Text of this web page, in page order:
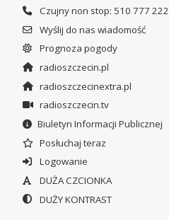
Czujny non stop: 510 777 222
Wyślij do nas wiadomość
Prognoza pogody
radioszczecin.pl
radioszczecinextra.pl
radioszczecin.tv
Biuletyn Informacji Publicznej
Posłuchaj teraz
Logowanie
DUŻA CZCIONKA
DUŻY KONTRAST